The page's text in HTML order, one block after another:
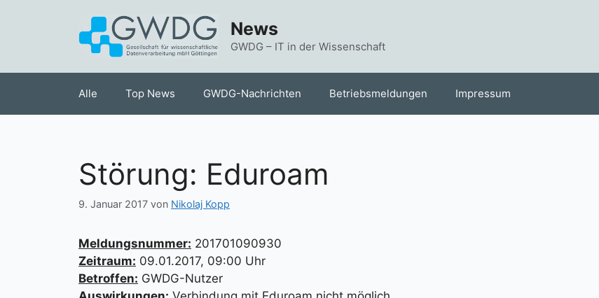
News
GWDG – IT in der Wissenschaft
Alle Top News GWDG-Nachrichten Betriebsmeldungen Impressum
Störung: Eduroam
9. Januar 2017 von Nikolaj Kopp
Meldungsnummer: 201701090930
Zeitraum: 09.01.2017, 09:00 Uhr
Betroffen: GWDG-Nutzer